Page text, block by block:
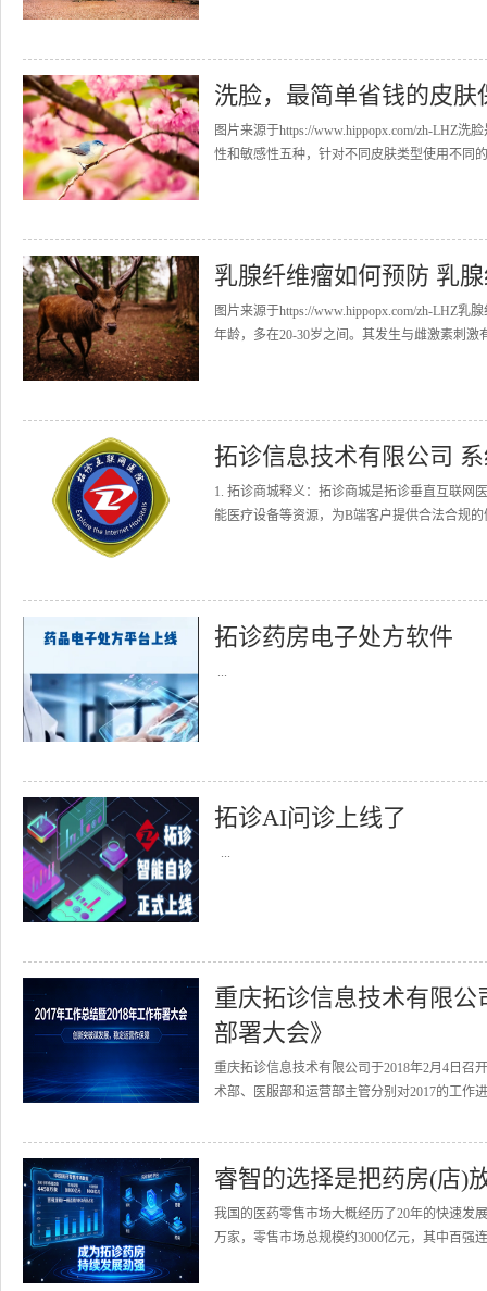
洗脸，最简单省钱的皮肤
图片来源于https://www.hippopx.com/zh-LHZ
性和敏感性五种，针对不同皮肤类型使用不同
乳腺纤维瘤如何预防 乳
图片来源于https://www.hippopx.com/zh-LHZ
年龄，多在20-30岁之间。其发生与雌激素刺激
拓诊信息技术有限公司
1. 拓诊商城释义：拓诊商城是拓诊垂直互联网
能医疗设备等资源，为B端客户提供合法合规
拓诊药房电子处方软件
...
拓诊AI问诊上线了
...
重庆拓诊信息技术有限公
部署大会》
重庆拓诊信息技术有限公司于2018年2月4日召
术部、医服部和运营部主管分别对2017的工作
睿智的选择是把药房(店)
我国的医药零售市场大概经历了20年的快速发
万家，零售市场总规模约3000亿元，其中百强